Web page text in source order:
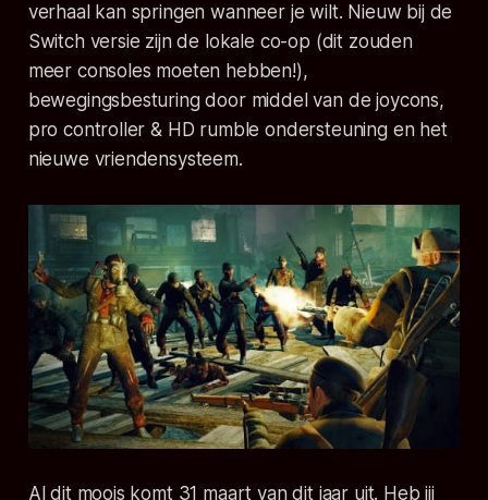
verhaal kan springen wanneer je wilt. Nieuw bij de
Switch versie zijn de lokale co-op (dit zouden
meer consoles moeten hebben!),
bewegingsbesturing door middel van dejoycons,
pro controller & HD rumble ondersteuning en het
nieuwe vriendensysteem.
Al dit moois komt 31 maart van dit jaar uit. Heb jij